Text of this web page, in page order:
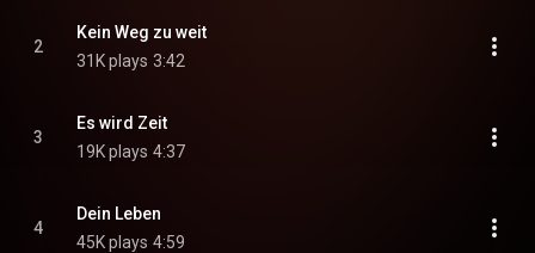
2
Kein Weg zu weit
31K plays 3:42
3
Es wird Zeit
19K plays 4:37
4
Dein Leben
45K plays 4:59